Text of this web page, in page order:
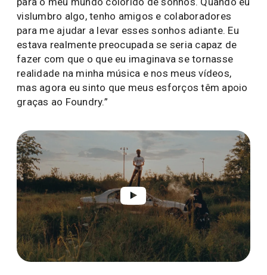
vislumbro algo, tenho amigos e colaboradores
para me ajudar a levar esses sonhos adiante. Eu
estava realmente preocupada se seria capaz de
fazer com que o que eu imaginava se tornasse
realidade na minha música e nos meus vídeos,
mas agora eu sinto que meus esforços têm apoio
graças ao Foundry.”